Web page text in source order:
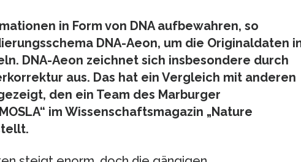
in Form von DNA aufbewahren, so
DNA-Aeon, um die Originaldaten
DNA-Aeon zeichnet sich insbesondere durch
aus. Das hat ein Vergleich mit anderen
den ein Team des Marburger
im Wissenschaftsmagazin „Nature